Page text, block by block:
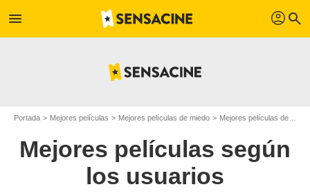
menu profil search
Portada Mejores películas Mejores películas de miedo Mejores películas de 2019
Mejores películas según
los usuarios